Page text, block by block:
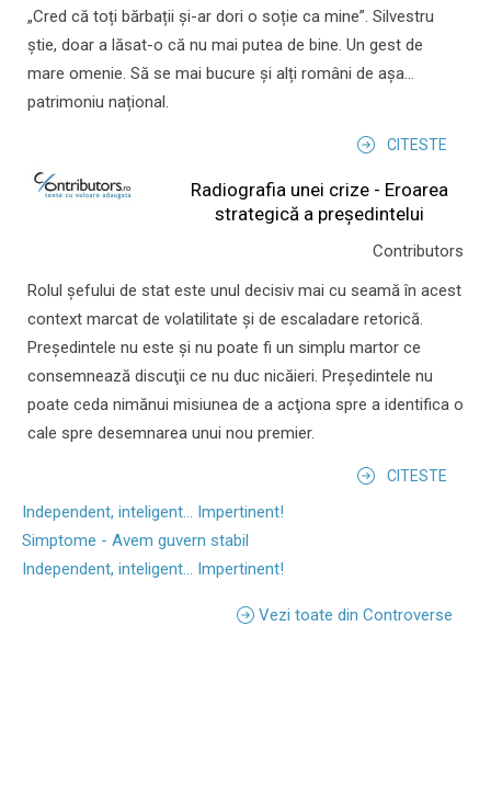
„Cred că toți bărbații și-ar dori o soție ca mine”. Silvestru
știe, doar a lăsat-o că nu mai putea de bine. Un gest de
mare omenie. Să se mai bucure și alți români de așa...
patrimoniu național.
CITESTE
Radiografia unei crize - Eroarea
strategică a președintelui
Contributors
Rolul şefului de stat este unul decisiv mai cu seamă în acest
context marcat de volatilitate şi de escaladare retorică.
Preşedintele nu este şi nu poate fi un simplu martor ce
consemnează discuţii ce nu duc nicăieri. Preşedintele nu
poate ceda nimănui misiunea de a acţiona spre a identifica o
cale spre desemnarea unui nou premier.
CITESTE
Independent, inteligent... Impertinent!
Simptome - Avem guvern stabil
Independent, inteligent... Impertinent!
Vezi toate din Controverse